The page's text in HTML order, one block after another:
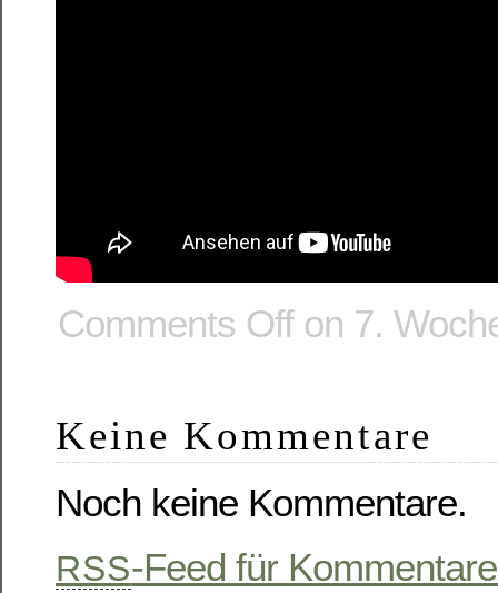
Comments Offon 7.
Keine Kommentare
Noch keine Kommentare.
RSS-Feed für